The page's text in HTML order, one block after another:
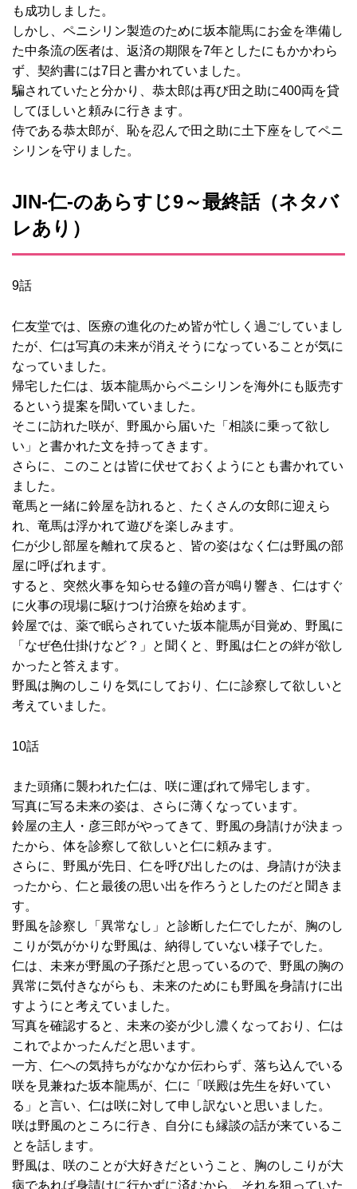
も成功しました。
しかし、ペニシリン製造のために坂本龍馬にお金を準備し
た中条流の医者は、返済の期限を7年としたにもかかわら
ず、契約書には7日と書かれていました。
騙されていたと分かり、恭太郎は再び田之助に400両を貸
してほしいと頼みに行きます。
侍である恭太郎が、恥を忍んで田之助に土下座をしてペニ
シリンを守りました。
JIN-仁‐のあらすじ9～最終話（ネタバ
レあり）
9話
仁友堂では、医療の進化のため皆が忙しく過ごしていまし
たが、仁は写真の未来が消えそうになっていることが気に
なっていました。
帰宅した仁は、坂本龍馬からペニシリンを海外にも販売す
るという提案を聞いていました。
そこに訪れた咲が、野風から届いた「相談に乗って欲し
い」と書かれた文を持ってきます。
さらに、このことは皆に伏せておくようにとも書かれてい
ました。
竜馬と一緒に鈴屋を訪れると、たくさんの女郎に迎えら
れ、竜馬は浮かれて遊びを楽しみます。
仁が少し部屋を離れて戻ると、皆の姿はなく仁は野風の部
屋に呼ばれます。
すると、突然火事を知らせる鐘の音が鳴り響き、仁はすぐ
に火事の現場に駆けつけ治療を始めます。
鈴屋では、薬で眠らされていた坂本龍馬が目覚め、野風に
「なぜ色仕掛けなど？」と聞くと、野風は仁との絆が欲し
かったと答えます。
野風は胸のしこりを気にしており、仁に診察して欲しいと
考えていました。
10話
また頭痛に襲われた仁は、咲に運ばれて帰宅します。
写真に写る未来の姿は、さらに薄くなっています。
鈴屋の主人・彦三郎がやってきて、野風の身請けが決まっ
たから、体を診察して欲しいと仁に頼みます。
さらに、野風が先日、仁を呼び出したのは、身請けが決ま
ったから、仁と最後の思い出を作ろうとしたのだと聞きま
す。
野風を診察し「異常なし」と診断した仁でしたが、胸のし
こりが気がかりな野風は、納得していない様子でした。
仁は、未来が野風の子孫だと思っているので、野風の胸の
異常に気付きながらも、未来のためにも野風を身請けに出
すようにと考えていました。
写真を確認すると、未来の姿が少し濃くなっており、仁は
これでよかったんだと思います。
一方、仁への気持ちがなかなか伝わらず、落ち込んでいる
咲を見兼ねた坂本龍馬が、仁に「咲殿は先生を好いてい
る」と言い、仁は咲に対して申し訳ないと思いました。
咲は野風のところに行き、自分にも縁談の話が来ているこ
とを話します。
野風は、咲のことが大好きだということ、胸のしこりが大
病であれば身請けに行かずに済むから、それを狙っていた